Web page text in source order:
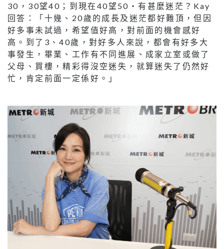
30，30望40；到現在40望50・有甚麼迷茫？Kay
回答：「十幾、20歲的成長及迷茫都好難頂，但因
好多事未試過，希望值好高，對前面的機會感好
高。到了3、40歲，對好多人來說，都會有好多大
事發生，畢業、工作有不同進展、成家立室或做了
父母、買樓，精彩得沒空迷失，就算迷失了仍然好
忙，肯定前面一定係好。」